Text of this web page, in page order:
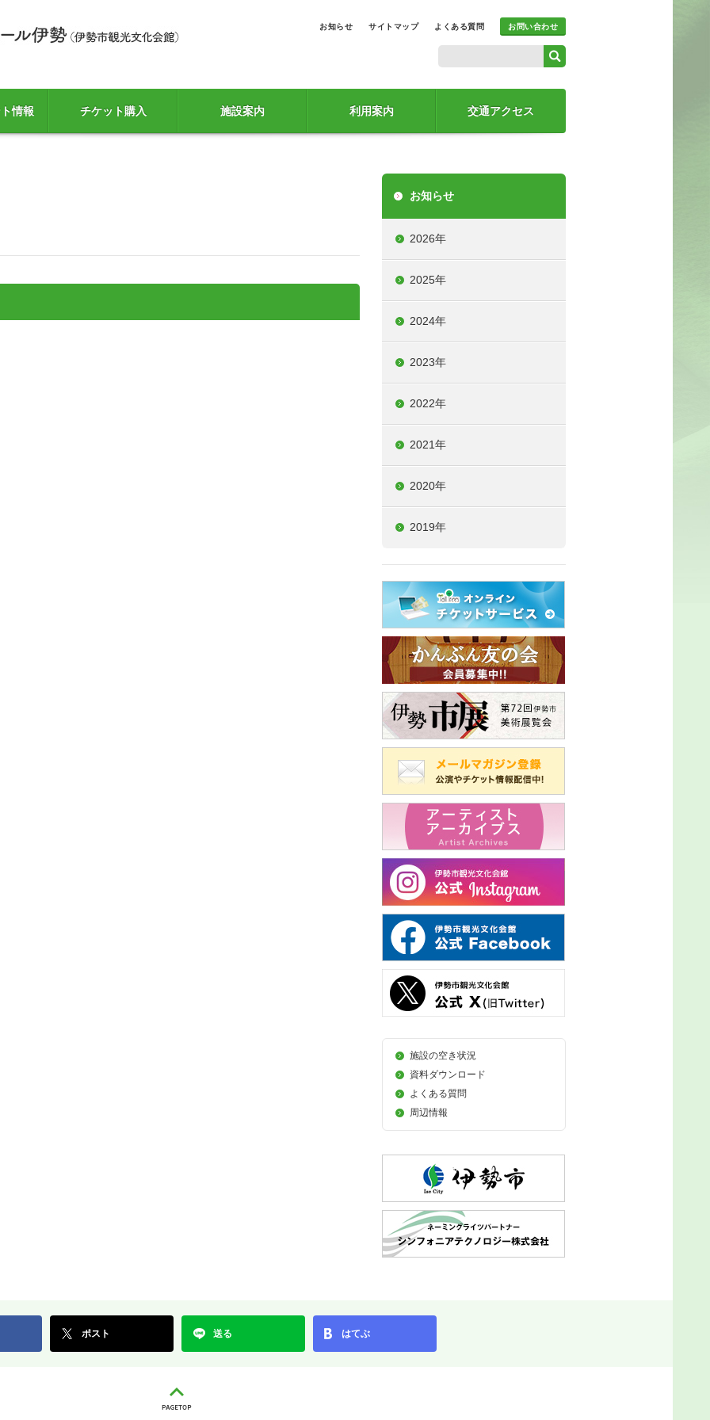
お知らせ サイトマップ よくある質問 お問い合わせ
情報 チケット購入 施設案内 利用案内 交通アクセス
お知らせ
2026年
2025年
2024年
2023年
2022年
2021年
2020年
2019年
施設の空き状況
資料ダウンロード
よくある質問
周辺情報
ポスト 送る はてぶ